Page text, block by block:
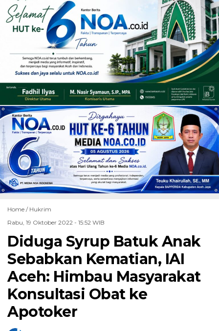
Home / Hukrim
Rabu, 19 Oktober 2022 - 15:52 WIB
Diduga Syrup Batuk Anak
Sebabkan Kematian, IAI
Aceh: Himbau Masyarakat
Konsultasi Obat ke
Apotoker